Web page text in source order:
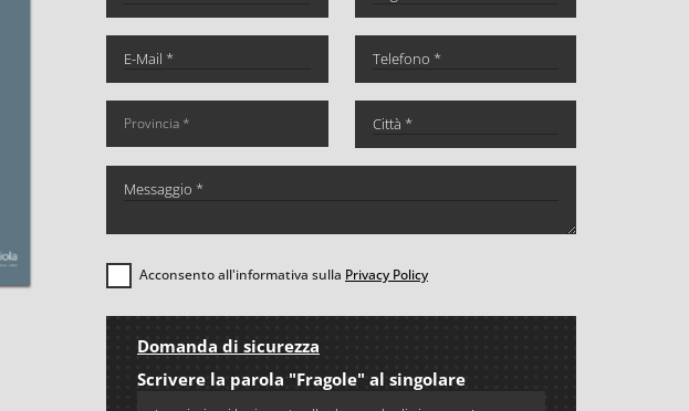
Acconsento all'informativa sulla Privacy Policy
Domanda di sicurezza
Scrivere la parola "Fragole" al singolare